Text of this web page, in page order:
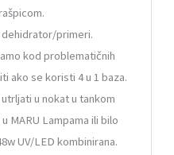
primeri.
kod problematičnih
ako se koristi 4 u 1 baza.
utrljati u nokat u tankom
MARU Lampama ili bilo
UV/LED kombinirana.